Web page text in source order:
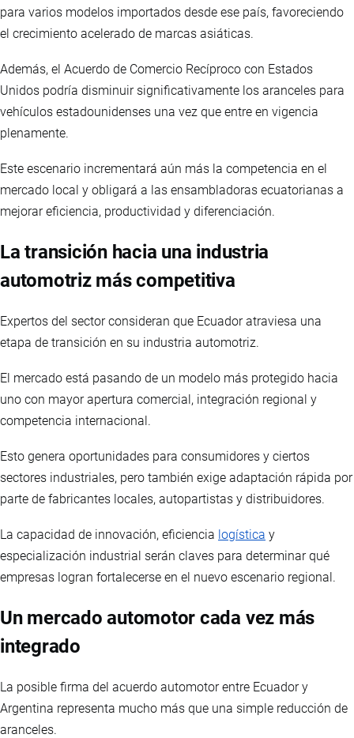
para varios modelos importados desde ese país, favoreciendo
el crecimiento acelerado de marcas asiáticas.
Además, el Acuerdo de Comercio Recíproco con Estados
Unidos podría disminuir significativamente los aranceles para
vehículos estadounidenses una vez que entre en vigencia
plenamente.
Este escenario incrementará aún más la competencia en el
mercado local y obligará a las ensambladoras ecuatorianas a
mejorar eficiencia, productividad y diferenciación.
La transición hacia una industria
automotriz más competitiva
Expertos del sector consideran que Ecuador atraviesa una
etapa de transición en su industria automotriz.
El mercado está pasando de un modelo más protegido hacia
uno con mayor apertura comercial, integración regional y
competencia internacional.
Esto genera oportunidades para consumidores y ciertos
sectores industriales, pero también exige adaptación rápida por
parte de fabricantes locales, autopartistas y distribuidores.
La capacidad de innovación, eficiencia logística y
especialización industrial serán claves para determinar qué
empresas logran fortalecerse en el nuevo escenario regional.
Un mercado automotor cada vez más
integrado
La posible firma del acuerdo automotor entre Ecuador y
Argentina representa mucho más que una simple reducción de
aranceles.